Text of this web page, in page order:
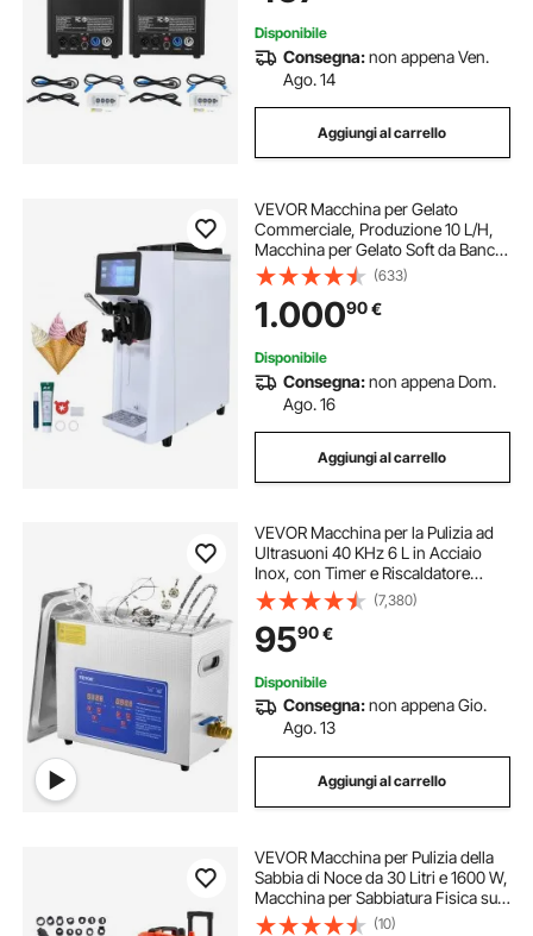
Disponibile
Consegna:non appena Ven.
Ago. 14
Aggiungi al carrello
VEVOR Macchina per Gelato
Commerciale, Produzione 10 L/H,
Macchina per Gelato Soft da Banco
Monogusto 900 W, Tramoggia 4
Litri, Cilindro 1,6 Litri, per Snack Bar
Ristorante
(633)
1.00090€
Disponibile
Consegna:non appena Dom.
Ago. 16
Aggiungi al carrello
VEVOR Macchina per la Pulizia ad
Ultrasuoni 40 KHz 6 L in Acciaio
Inox, con Timer e Riscaldatore
Digitale, Pulizia dei Gioielli Occhiali
Strumenti Orologi, per Uso
Domestico Personale Commerciale
(7,380)
9590€
Disponibile
Consegna:non appena Gio.
Ago. 13
Aggiungi al carrello
VEVOR Macchina per Pulizia della
Sabbia di Noce da 30 Litri e 1600 W,
Macchina per Sabbiatura Fisica su
Carrello per la Pulizia del Collettore
(10)